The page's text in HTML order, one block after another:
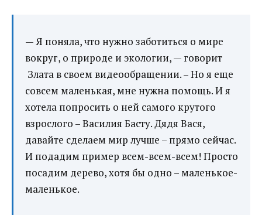
— Я поняла, что нужно заботиться о мире
вокруг, о природе и экологии, — говорит
Злата в своем видеообращении. – Но я еще
совсем маленькая, мне нужна помощь. И я
хотела попросить о ней самого крутого
взрослого – Василия Басту. Дядя Вася,
давайте сделаем мир лучше – прямо сейчас.
И подадим пример всем-всем-всем! Просто
посадим дерево, хотя бы одно – маленькое-
маленькое.